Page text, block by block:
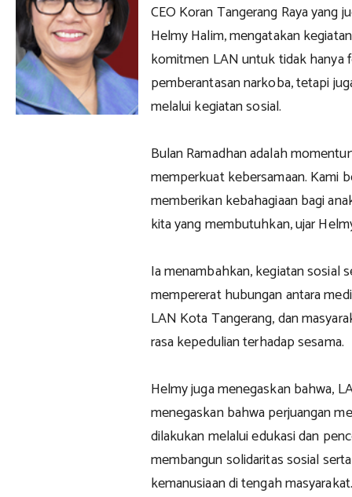
CEO Koran Tangerang Raya yang
Helmy Halim, mengatakan
komitmen LAN untuk tidak hanya
pemberantasan narkoba, tetapi
melalui kegiatan sosial.
Bulan Ramadhan adalah
memperkuat kebersamaan. Kami
memberikan kebahagiaan bagi
kita yang membutuhkan, ujar
Ia menambahkan, kegiatan sosial
mempererat hubungan antara
LAN Kota Tangerang, dan
rasa kepedulian terhadap sesama.
Helmy juga menegaskan bahwa,
menegaskan bahwa perjuangan
dilakukan melalui edukasi dan
membangun solidaritas sosial
kemanusiaan di tengah masyarakat.